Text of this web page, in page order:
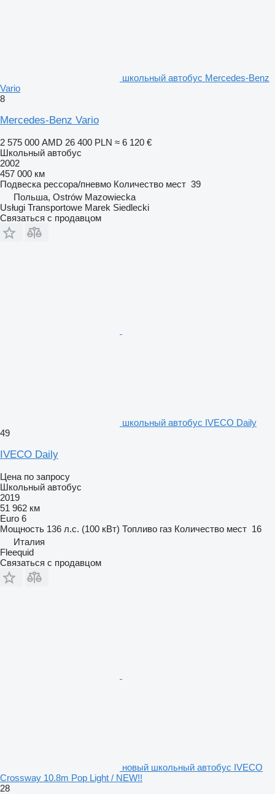
школьный автобус Mercedes-Benz
Vario
8
Mercedes-Benz Vario
2 575 000 AMD 26 400 PLN ≈ 6 120 €
Школьный автобус
2002
457 000 км
Подвеска рессора/пневмо Количество мест 39
Польша, Ostrów Mazowiecka
Usługi Transportowe Marek Siedlecki
Связаться с продавцом
школьный автобус IVECO Daily
49
IVECO Daily
Цена по запросу
Школьный автобус
2019
51 962 км
Euro 6
Мощность 136 л.с. (100 кВт) Топливо газ Количество мест 16
Италия
Fleequid
Связаться с продавцом
новый школьный автобус IVECO
Crossway 10.8m Pop Light / NEW!!
28